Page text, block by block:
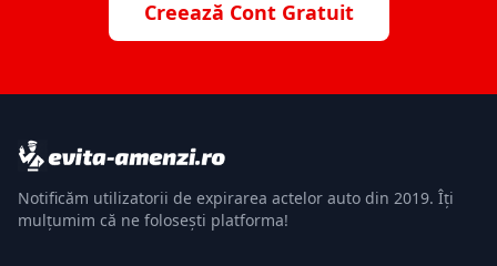
Creează Cont Gratuit
Notificăm utilizatorii de expirarea actelor auto din 2019. Îți
mulțumim că ne folosești platforma!